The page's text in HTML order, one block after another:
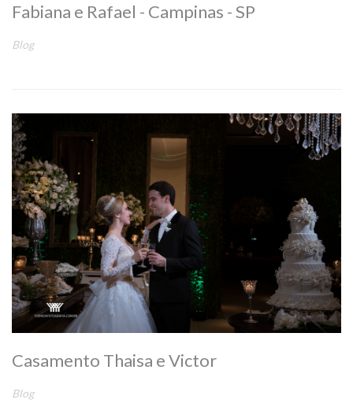
Fabiana e Rafael - Campinas - SP
Blog
Casamento Thaisa e Victor
Blog